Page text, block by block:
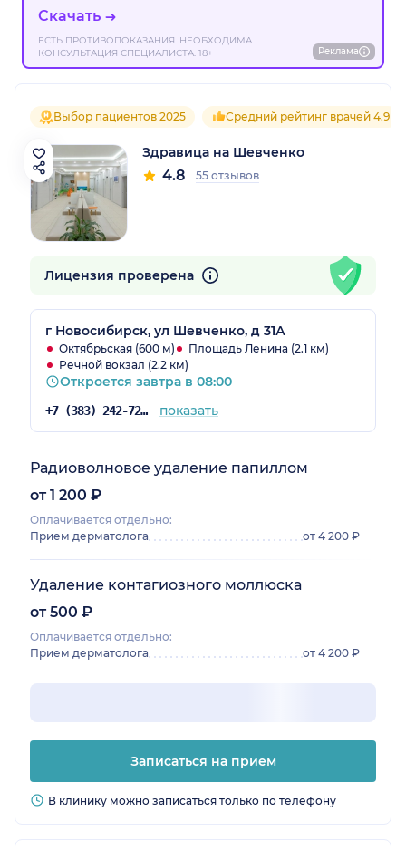
Скачать
ЕСТЬ ПРОТИВОПОКАЗАНИЯ. НЕОБХОДИМА
КОНСУЛЬТАЦИЯ СПЕЦИАЛИСТА. 18+
Реклама
Выбор пациентов 2025 Средний рейтинг врачей 4.9
Здравица на Шевченко
4.8 55 отзывов
Лицензия проверена
г Новосибирск, ул Шевченко, д 31А
Октябрьская (600 м)
Площадь Ленина (2.1 км)
Речной вокзал (2.2 км)
Откроется завтра в 08:00
+7 (383) 242-72-53 показать
Радиоволновое удаление папиллом
от 1 200 ₽
Оплачивается отдельно:
Прием дерматолога
от 4 200 ₽
Удаление контагиозного моллюска
от 500 ₽
Оплачивается отдельно:
Прием дерматолога
от 4 200 ₽
Записаться на прием
В клинику можно записаться только по телефону